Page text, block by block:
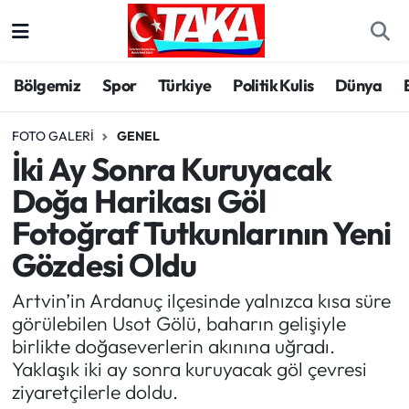
Bölgemiz Spor Türkiye Politik Kulis Dünya
FOTO GALERI GENEL
İki Ay Sonra Kuruyacak
Doğa Harikası Göl
Fotoğraf Tutkunlarının Yeni
Gözdesi Oldu
Artvin’in Ardanuç ilçesinde yalnızca kısa süre
görülebilen Usot Gölü, baharın gelişiyle
birlikte doğaseverlerin akınına uğradı.
Yaklaşık iki ay sonra kuruyacak göl çevresi
ziyaretçilerle doldu.
Spor
Türkiye
Kültür/Sanat
Politika
Politik Kulis
Dünya
Magazin
Trabzon Hava Durumu
Trabzon Trafik Yoğunluk Haritası
Süper Lig Puan Durumu ve Fikstür
Tüm Manşetler
Son Dakika Haberleri
Haber Arşivi